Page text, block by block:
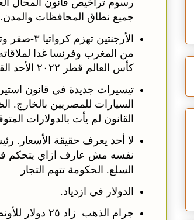
رسوم تراخيص قانون المحال
جميع نطاق المحافظات والمدن.
الأرجنتين تهزم
من المغرب وفرنسا غدا
كأس العالم قطر ٢٠٢٢ الأحد القادم
تيسيرات جديدة في قانون
السيارات للمصريين بالخارج.
القانون لم يأت بالدولارات
لا أحد يعرف حقيقة الأسعار.
نفسه مش عارف ازاي يتحكم
السلع. الحكومة تتهم التجار
الدولار في ازدياد.
جرام الذهب زاد ٢٥